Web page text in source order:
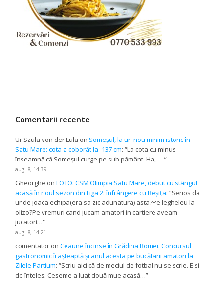
Comentarii recente
Ur Szula von der Lula on Someșul, la un nou minim istoric în
Satu Mare: cota a coborât la -137 cm: “La cota cu minus
înseamnă că Someșul curge pe sub pământ. Ha,…..”
aug. 8, 14:39
Gheorghe onFOTO. CSM Olimpia Satu Mare, debut cu stângul
acasă în noul sezon din Liga 2: înfrângere cu Reșița: “Serios da
unde joaca echipa(era sa zic adunatura) asta?Pe legheleu la
olizo?Pe vremuri cand jucam amatori in cartiere aveam
jucatori…”
aug. 8, 14:21
comentator onCeaune încinse în Grădina Romei. Concursul
gastronomic îi așteaptă și anul acesta pe bucătarii amatori la
Zilele Partium: “Scriu aici că de meciul de fotbal nu se scrie. E si
de înteles. Ceseme a luat două mue acasă…”